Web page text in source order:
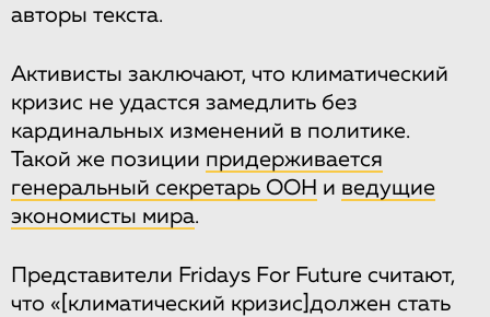
авторы текста.
Активисты заключают, что климатический
кризис не удастся замедлить без
кардинальных изменений в политике.
Такой же позиции придерживается
генеральный секретарь ООН и ведущие
экономисты мира.
Представители Fridays For Future считают,
что « [климатический кризис] должен стать